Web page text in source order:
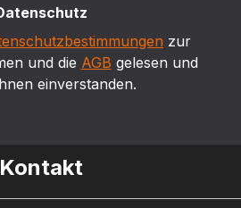
zur
und die AGB gelesen und
einverstanden.
Kontakt